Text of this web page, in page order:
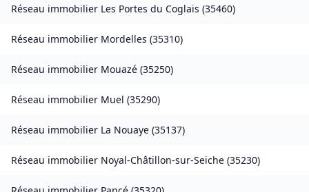
Réseau immobilier Les Portes du Coglais (35460)
Réseau immobilier Mordelles (35310)
Réseau immobilier Mouazé (35250)
Réseau immobilier Muel (35290)
Réseau immobilier La Nouaye (35137)
Réseau immobilier Noyal-Châtillon-sur-Seiche (35230)